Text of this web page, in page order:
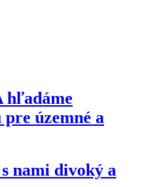
hľadáme
územné a
nami divoký a